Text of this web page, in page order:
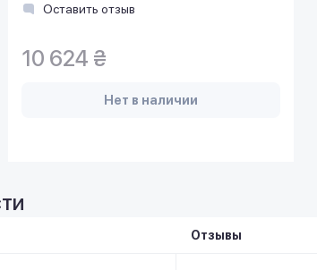
Оставить отзыв
10 624 ₴
Нет в наличии
Отзывы